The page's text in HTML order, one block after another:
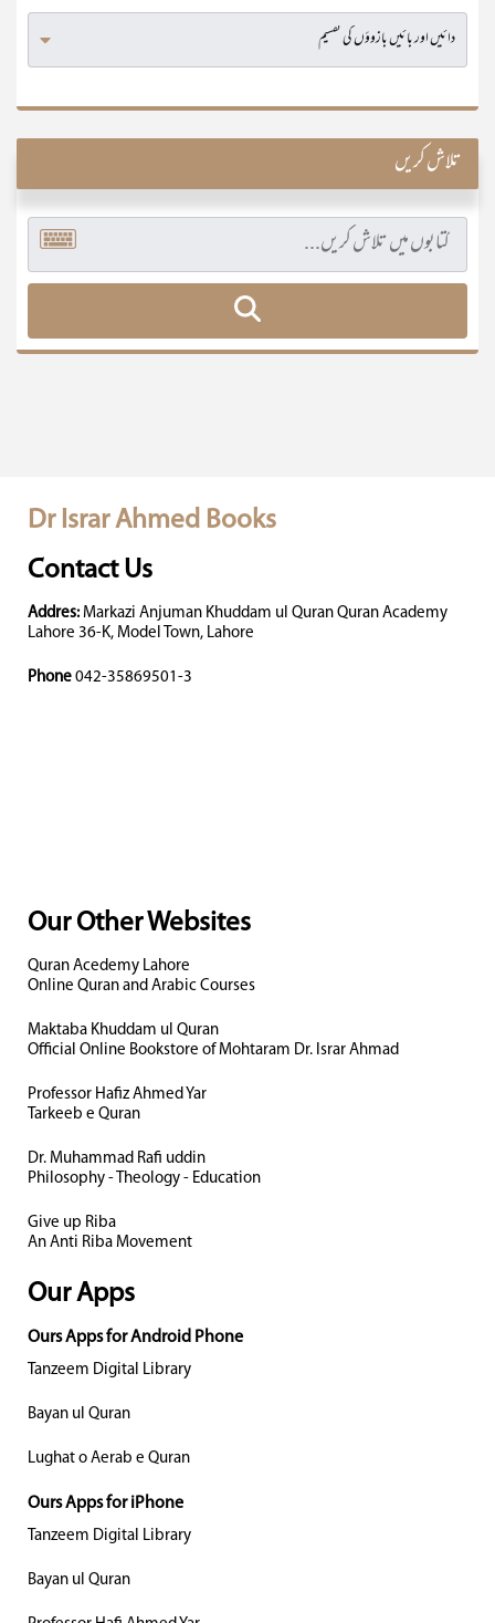
تلاش کریں
Dr Israr Ahmed Books
Contact Us
Addres: Markazi Anjuman Khuddam ul Quran Quran Academy
Lahore 36-K, Model Town, Lahore
Phone 042-35869501-3
Our Other Websites
Quran Acedemy Lahore
Online Quran and Arabic Courses
Maktaba Khuddam ul Quran
Official Online Bookstore of Mohtaram Dr. Israr Ahmad
Professor Hafiz Ahmed Yar
Tarkeeb e Quran
Dr. Muhammad Rafi uddin
Philosophy - Theology - Education
Give up Riba
An Anti Riba Movement
Our Apps
Ours Apps for Android Phone
Tanzeem Digital Library
Bayan ul Quran
Lughat o Aerab e Quran
Ours Apps for iPhone
Tanzeem Digital Library
Bayan ul Quran